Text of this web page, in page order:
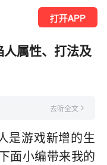
打开APP
属性、打法及
去听全文
是游戏新增的生
面小编带来我的